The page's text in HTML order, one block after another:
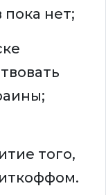
пока нет;
того,